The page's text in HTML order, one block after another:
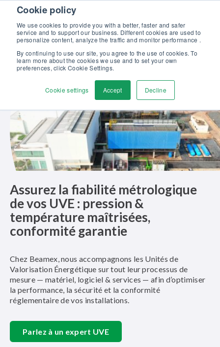
Cookie policy
We use cookies to provide you with a better, faster and safer
service and to support our business. Different cookies are used to
personalize content, analyze the traffic and monitor performance .
By continuing to use our site, you agree to the use of cookies. To
learn more about the cookies we use and to set your own
preferences, click Cookie Settings.
Cookie settings Accept Decline
Skip to content
Maîtrisez l’étalonnage en pression : formation complète, 100%
gratuite et certifiante ! >>
Contactez-nous
Assurez la fiabilité métrologique
de vos UVE : pression &
température maîtrisées,
conformité garantie
Chez Beamex, nous accompagnons les Unités de
Valorisation Énergétique sur tout leur processus de
mesure — matériel, logiciel & services — afin d’optimiser
la performance, la sécurité et la conformité
réglementaire de vos installations.
Parlez à un expert UVE